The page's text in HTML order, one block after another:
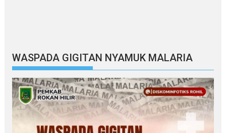
WASPADA GIGITAN NYAMUK MALARIA